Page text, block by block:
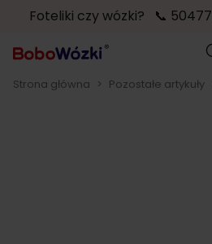
Foteliki czy wózki? 📞
Strona główna > Pozostałe artykuły